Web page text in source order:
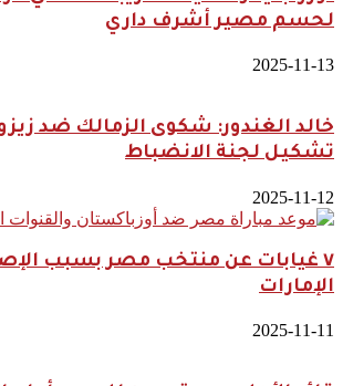
لحسم مصير أشرف داري
2025-11-13
خالد الغندور: شكوى الزمالك ضد
تشكيل لجنة الانضباط
2025-11-12
٧ غيابات عن منتخب مصر بسبب
الإمارات
2025-11-11